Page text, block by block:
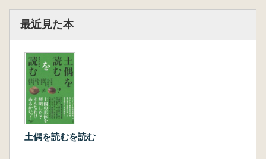
最近見た本
土偶を読むを読む